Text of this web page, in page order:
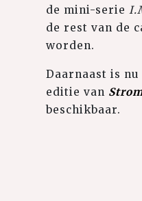
de mini-serie
de rest van de
worden.
Daarnaast is
editie van
beschikbaar.